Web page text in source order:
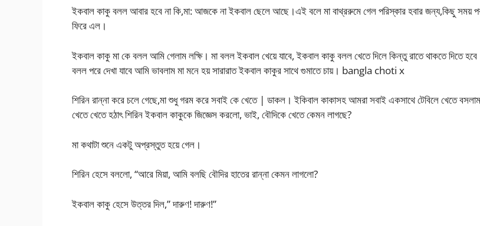
ইকবাল কাকু বলল আবার হবে না কি,মা: আজকে না ইকবাল ছেলে আছে।এই বলে মা বাথ্ররুমে গেল পরিস্কার হবার জন্য,কিছু সময়
ফিরে এল।
ইকবাল কাকু মা কে বলল আমি গেলাম লক্ষি। মা বলল ইকবাল খেয়ে যাবে, ইকবাল কাকু বলল খেতে দিলে কিন্তু রাতে থাকতে দিতে
বলল পরে দেখা যাবে আমি ভাবলাম মা মনে হয় সারারাত ইকবাল কাকুর সাথে গুমাতে চায়। bangla choti x
শিরিন রান্না করে চলে গেছে,মা শুধু গরম করে সবাই কে খেতে | ডাকল। ইকিবাল কাকাসহ আমরা সবাই একসাথে টেবিলে খেতে
খেতে খেতে হঠাৎ শিরিন ইকবাল কাকুকে জিজ্ঞেস করলো, ভাই, বৌদিকে খেতে কেমন লাগছে?
মা কথাটা শুনে একটু অপ্রস্তুত হয়ে গেল।
শিরিন হেসে বললো, “আরে মিয়া, আমি বলছি বৌদির হাতের রান্না কেমন লাগলো?
ইকবাল কাকু হেসে উত্তর দিল,” দারুণ! দারুণ!”